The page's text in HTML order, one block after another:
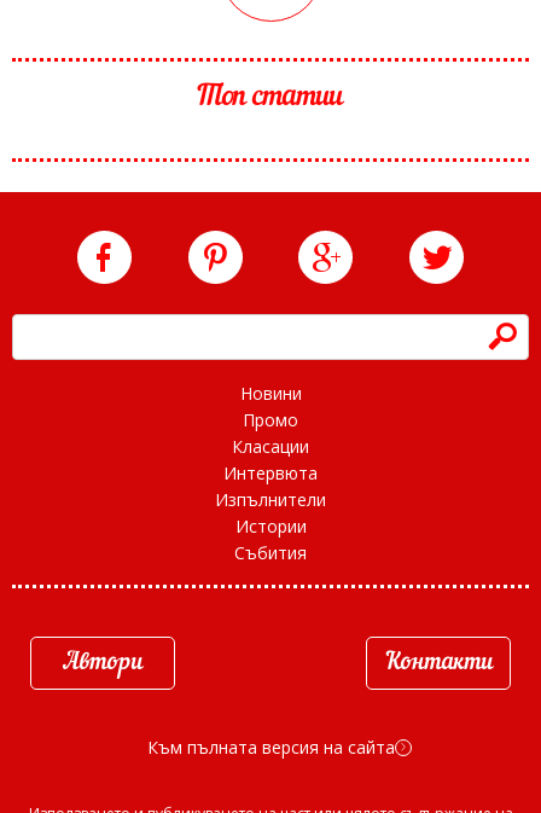
Топ статии
h
Новини
Промо
Класации
Интервюта
Изпълнители
Истории
Събития
Автори Контакти
Към пълната версия на сайта d